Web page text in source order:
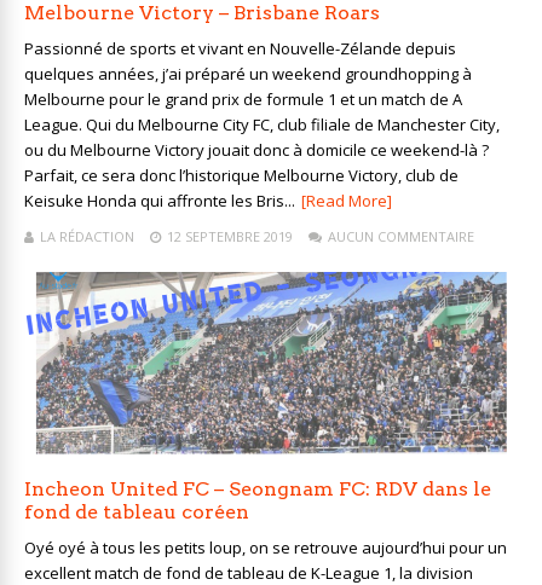
Melbourne Victory – Brisbane Roars
Passionné de sports et vivant en Nouvelle-Zélande depuis
quelques années, j’ai préparé un weekend groundhopping à
Melbourne pour le grand prix de formule 1 et un match de A
League. Qui du Melbourne City FC, club filiale de Manchester City,
ou du Melbourne Victory jouait donc à domicile ce weekend-là ?
Parfait, ce sera donc l’historique Melbourne Victory, club de
Keisuke Honda qui affronte les Bris... [Read More]
LA RÉDACTION 12 SEPTEMBRE 2019 AUCUN COMMENTAIRE
Incheon United FC – Seongnam FC: RDV dans le
fond de tableau coréen
Oyé oyé à tous les petits loup, on se retrouve aujourd’hui pour un
excellent match de fond de tableau de K-League 1, la division